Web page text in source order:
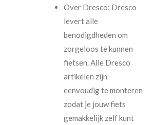
Over Dresco: Dresco
levert alle
benodigdheden om
zorgeloos te kunnen
fietsen. Alle Dresco
artikelen zijn
eenvoudig te monteren
zodat je jouw fiets
gemakkelijk zelf kunt